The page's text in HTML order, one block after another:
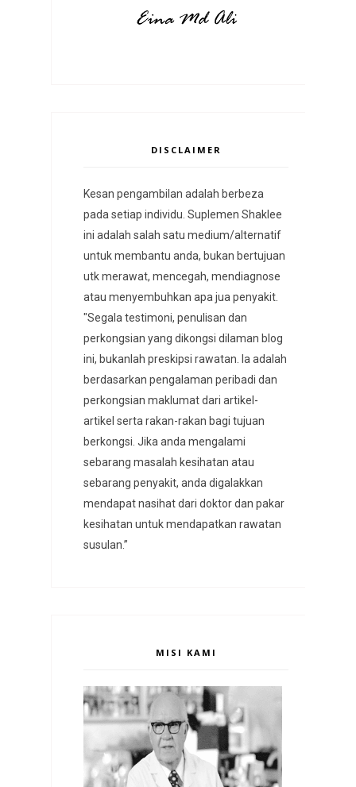
DISCLAIMER
Kesan pengambilan adalah berbeza
pada setiap individu. Suplemen Shaklee
ini adalah salah satu medium/alternatif
untuk membantu anda, bukan bertujuan
utk merawat, mencegah, mendiagnose
atau menyembuhkan apa jua penyakit.
"Segala testimoni, penulisan dan
perkongsian yang dikongsi dilaman blog
ini, bukanlah preskipsi rawatan. Ia adalah
berdasarkan pengalaman peribadi dan
perkongsian maklumat dari artikel-
artikel serta rakan-rakan bagi tujuan
berkongsi. Jika anda mengalami
sebarang masalah kesihatan atau
sebarang penyakit, anda digalakkan
mendapat nasihat dari doktor dan pakar
kesihatan untuk mendapatkan rawatan
susulan.”
MISI KAMI